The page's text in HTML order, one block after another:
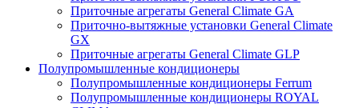
Приточные агрегаты General Climate GA
Приточно-вытяжные установки General Climate
GX
Приточные агрегаты General Climate GLP
Полупромышленные кондиционеры
Полупромышленные кондиционеры Ferrum
Полупромышленные кондиционеры ROYAL